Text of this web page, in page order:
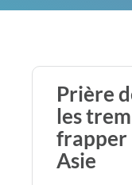
Prière
les
frapper
Asie